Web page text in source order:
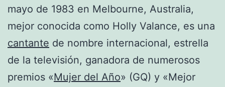
mayo de 1983 en Melbourne, Australia,
mejor conocida como Holly Valance, es una
cantante de nombre internacional, estrella
de la televisión, ganadora de numerosos
premios «Mujer del Año» (GQ) y «Mejor